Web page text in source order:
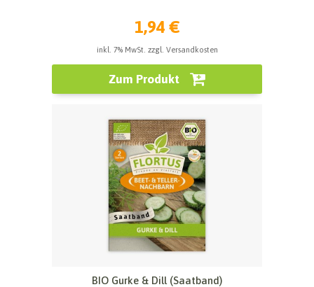
1,94 €
inkl. 7% MwSt. zzgl. Versandkosten
Zum Produkt
BIO Gurke & Dill (Saatband)